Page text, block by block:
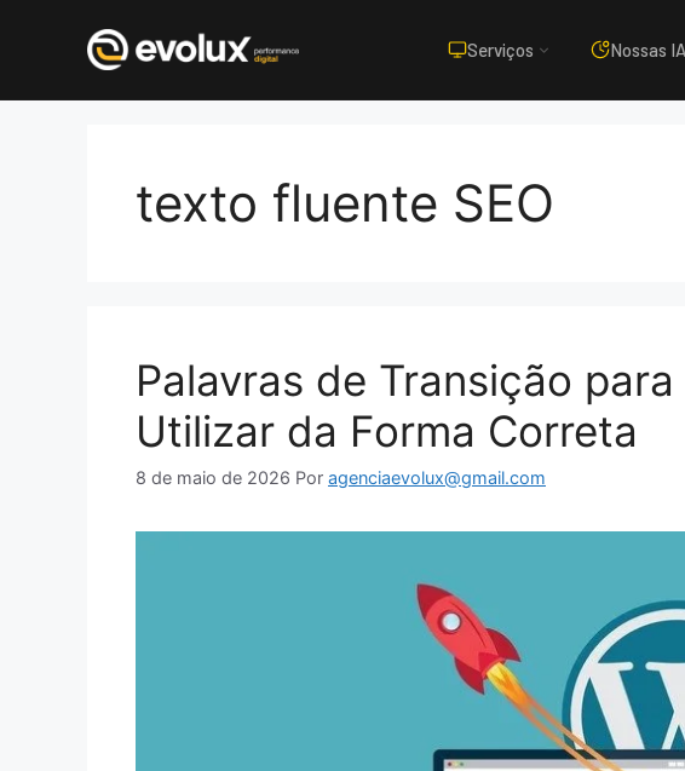
Serviços Nossas
texto fluente SEO
Palavras de Transição para
Utilizar da Forma Correta
8 de maio de 2026 Por agenciaevolux@gmail.com